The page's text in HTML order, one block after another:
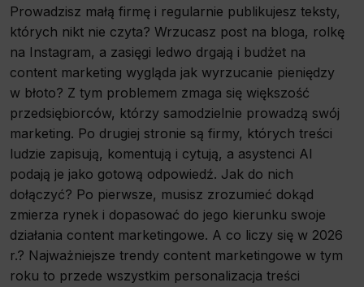
Prowadzisz małą firmę i regularnie publikujesz teksty,
których nikt nie czyta? Wrzucasz post na bloga, rolkę
na Instagram, a zasięgi ledwo drgają i budżet na
content marketing wygląda jak wyrzucanie pieniędzy
w błoto? Z tym problemem zmaga się większość
przedsiębiorców, którzy samodzielnie prowadzą swój
marketing. Po drugiej stronie są firmy, których treści
ludzie zapisują, komentują i cytują, a asystenci AI
podają je jako gotową odpowiedź. Jak do nich
dołączyć? Po pierwsze, musisz zrozumieć dokąd
zmierza rynek i dopasować do jego kierunku swoje
działania content marketingowe. A co liczy się w 2026
r.? Najważniejsze trendy content marketingowe w tym
roku to przede wszystkim personalizacja treści